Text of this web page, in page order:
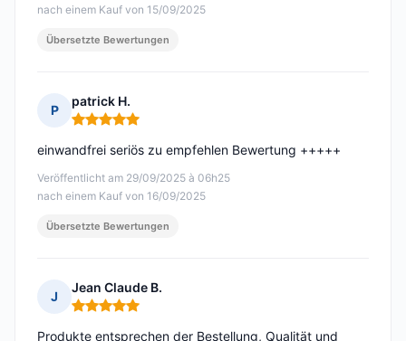
nach einem Kauf von 15/09/2025
Übersetzte Bewertungen
P
patrick H.
Hinweis: 5 von 5
Veröffentlicht am 29/09/2025 à 06h25
nach einem Kauf von 16/09/2025
einwandfrei seriös zu empfehlen Bewertung +++++
Übersetzte Bewertungen
J
Jean Claude B.
Hinweis: 5 von 5
Produkte entsprechen der Bestellung, Qualität und